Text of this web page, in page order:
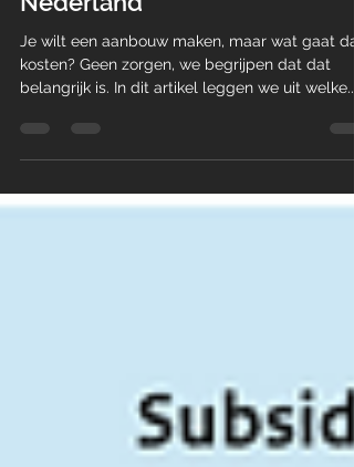
Uitgelegd door Albion
Nederland"
Je wilt een aanbouw maken, maar wat gaat dat
belangrijk is. In dit artikel leggen we uit welke...